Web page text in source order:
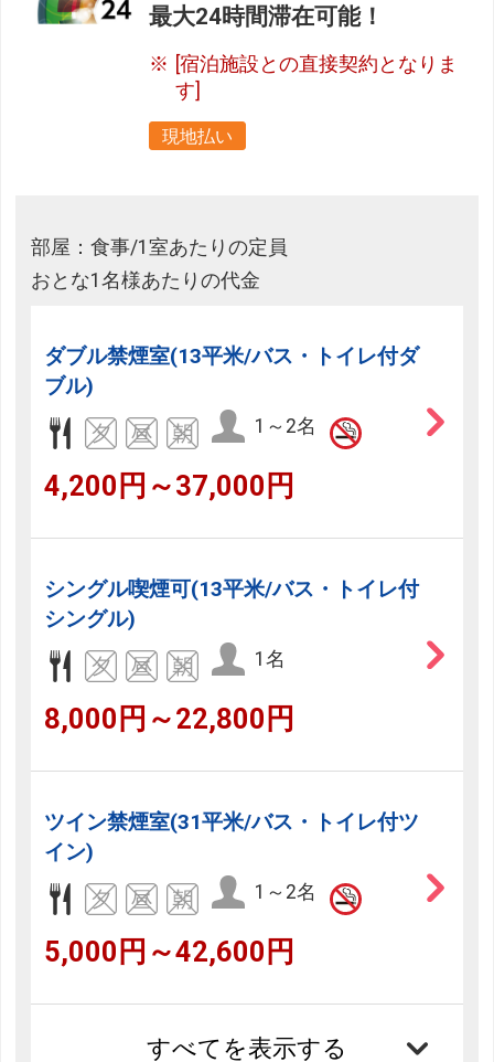
最大24時間滞在可能！
[宿泊施設との直接契約となりま
す]
現地払い
部屋：食事/1室あたりの定員
おとな1名様あたりの代金
ダブル禁煙室(13平米/バス・トイレ付ダ
ブル)
1～2名
4,200円～37,000円
シングル喫煙可(13平米/バス・トイレ付
シングル)
1名
8,000円～22,800円
ツイン禁煙室(31平米/バス・トイレ付ツ
イン)
1～2名
5,000円～42,600円
すべてを表示する